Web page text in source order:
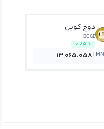
دوج کوین
DOGE
0.851%
13,065.058TMN